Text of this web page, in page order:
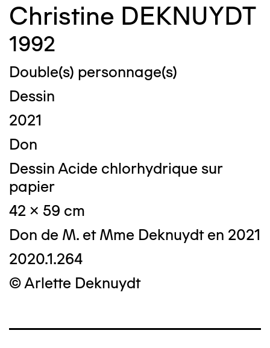
Christine DEKNUYDT
1992
Double(s) personnage(s)
Dessin
2021
Don
Dessin Acide chlorhydrique sur
papier
42 x 59 cm
Don de M. et Mme Deknuydt en 2021
2020.1.264
© Arlette Deknuydt